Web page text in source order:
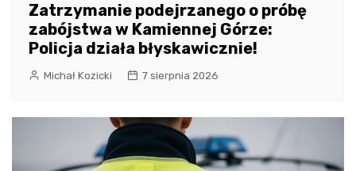
Zatrzymanie podejrzanego o próbę
zabójstwa w Kamiennej Górze:
Policja działa błyskawicznie!
Michał Kozicki 7 sierpnia 2026